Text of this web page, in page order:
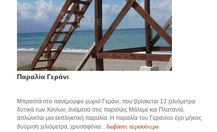
Παραλία Γεράνι
Μπροστά στο πανέμορφο χωριό Γεράνι, που βρίσκεται 13 χιλιόμετρα
δυτικά των Χανίων, ανάμεσα στις παραλίες Μάλεμε και Πλατανιά,
απλώνεται μια εκπληκτική παραλία. Η παραλία του Γερανίου έχει μήκος
δυόμιση χιλιόμετρα, χρυσαφένια... διαβάστε περισσότερα